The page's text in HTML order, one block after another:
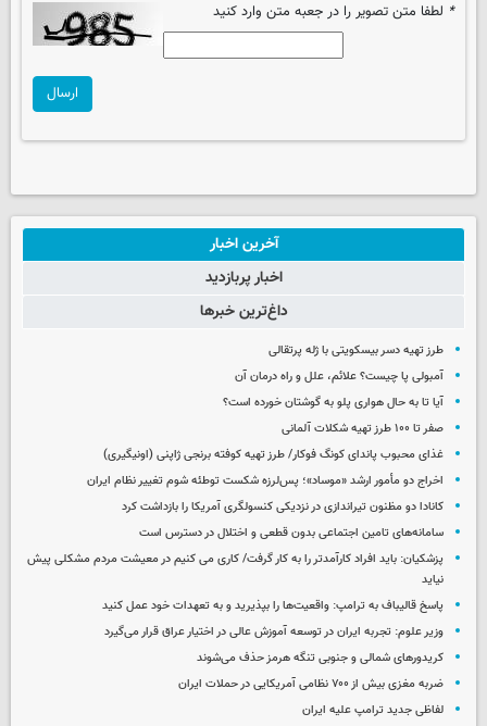
* لطفا متن تصویر را در جعبه متن وارد کنید
ارسال
آخرین اخبار
اخبار پربازدید
داغ‌ترین خبرها
طرز تهیه دسر بیسکویتی با ژله پرتقالی
آمبولی پا چیست؟ علائم، علل و راه درمان آن
آیا تا به حال هواری پلو به گوشتان خورده است؟
صفر تا ۱۰۰ طرز تهیه شکلات آلمانی
غذای محبوب پاندای کونگ فوکار/ طرز تهیه کوفته برنجی ژاپنی (اونیگیری)
اخراج دو مأمور ارشد «موساد»؛ پس‌لرزه شکست توطئه شوم تغییر نظام ایران
کانادا دو مظنون تیراندازی در نزدیکی کنسولگری آمریکا را بازداشت کرد
سامانه‌های تامین اجتماعی بدون قطعی و اختلال در دسترس است
پزشکیان: باید افراد کارآمدتر را به کار گرفت/ کاری می کنیم در معیشت مردم مشکلی پیش
نیاید
پاسخ قالیباف به ترامپ: واقعیت‌ها را بپذیرید و به تعهدات خود عمل کنید
وزیر علوم: تجربه ایران در توسعه آموزش عالی در اختیار عراق قرار می‌گیرد
کریدورهای شمالی و جنوبی تنگه هرمز حذف می‌شوند
ضربه مغزی بیش از ۷۰۰ نظامی آمریکایی در حملات ایران
لفاظی جدید ترامپ علیه ایران